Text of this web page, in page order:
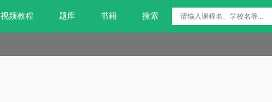
视频教程 题库 书籍 搜索